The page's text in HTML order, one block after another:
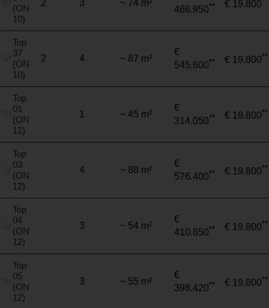
(ON
10)
2 3 ~ 74 m²
466.950** € 19.800
Top
37
(ON
10)
2 4 ~ 87 m²
€
545.600** € 19.800**
Top
01
(ON
12)
1 ~ 45 m²
€
314.050** € 19.800**
Top
03
(ON
12)
4 ~ 88 m²
€
576.400** € 19.800**
Top
04
(ON
12)
3 ~ 54 m²
€
410.850** € 19.800**
Top
05
(ON
12)
3 ~ 55 m²
€
398.420** € 19.800**